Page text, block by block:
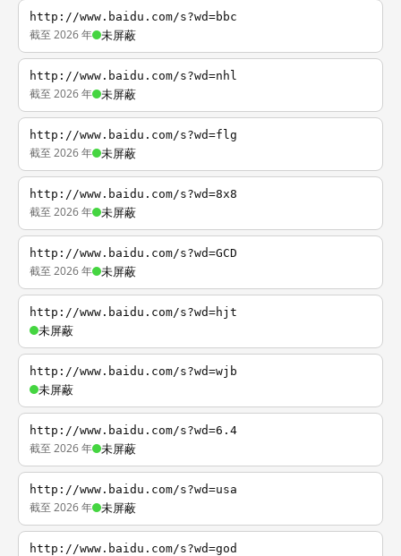
http://www.baidu.com/s?wd=bbc
截至 2026 年 未屏蔽
http://www.baidu.com/s?wd=nhl
截至 2026 年 未屏蔽
http://www.baidu.com/s?wd=flg
截至 2026 年 未屏蔽
http://www.baidu.com/s?wd=8x8
截至 2026 年 未屏蔽
http://www.baidu.com/s?wd=GCD
截至 2026 年 未屏蔽
http://www.baidu.com/s?wd=hjt
未屏蔽
http://www.baidu.com/s?wd=wjb
未屏蔽
http://www.baidu.com/s?wd=6.4
截至 2026 年 未屏蔽
http://www.baidu.com/s?wd=usa
截至 2026 年 未屏蔽
http://www.baidu.com/s?wd=god